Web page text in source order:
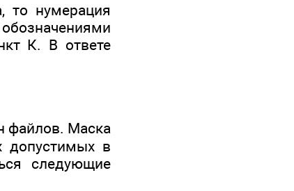
то нумерация
К. В ответе
файлов. Маска
допустимых в
следующие